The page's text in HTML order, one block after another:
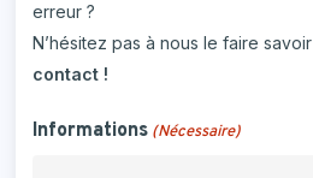
erreur ?
N’hésitez pas à nous le faire savoir
contact !
Informations (Nécessaire)